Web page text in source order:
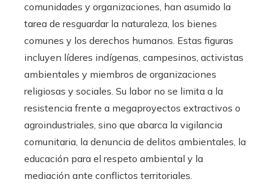
comunidades y organizaciones, han asumido la
tarea de resguardar la naturaleza, los bienes
comunes y los derechos humanos. Estas figuras
incluyen líderes indígenas, campesinos, activistas
ambientales y miembros de organizaciones
religiosas y sociales. Su labor no se limita a la
resistencia frente a megaproyectos extractivos o
agroindustriales, sino que abarca la vigilancia
comunitaria, la denuncia de delitos ambientales, la
educación para el respeto ambiental y la
mediación ante conflictos territoriales.